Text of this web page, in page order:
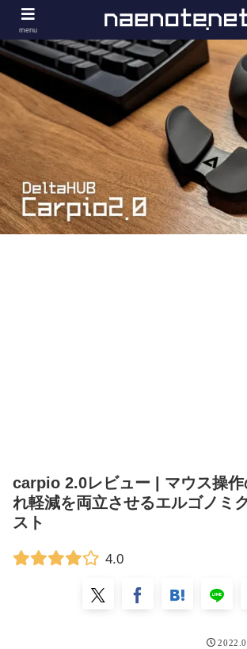
carpio 2.0レビュー | マウス操
れ軽減を両立させるエルゴノミ
スト
4.0
menu